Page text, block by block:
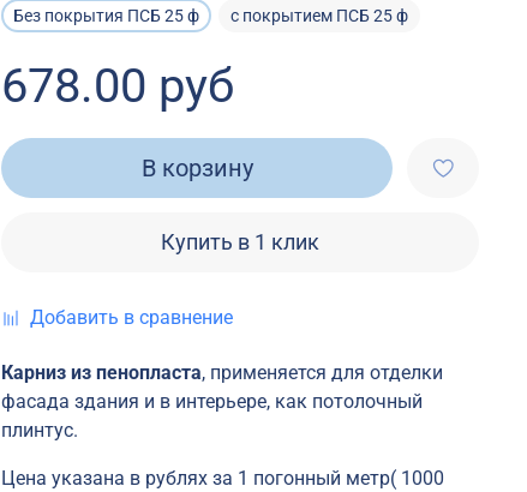
Без покрытия ПСБ 25 ф с покрытием ПСБ 25 ф
678.00 руб
В корзину
Купить в 1 клик
Добавить в сравнение
Карниз из пенопласта, применяется для отделки
фасада здания и в интерьере, как потолочный
плинтус.
Цена указана в рублях за 1 погонный метр( 1000